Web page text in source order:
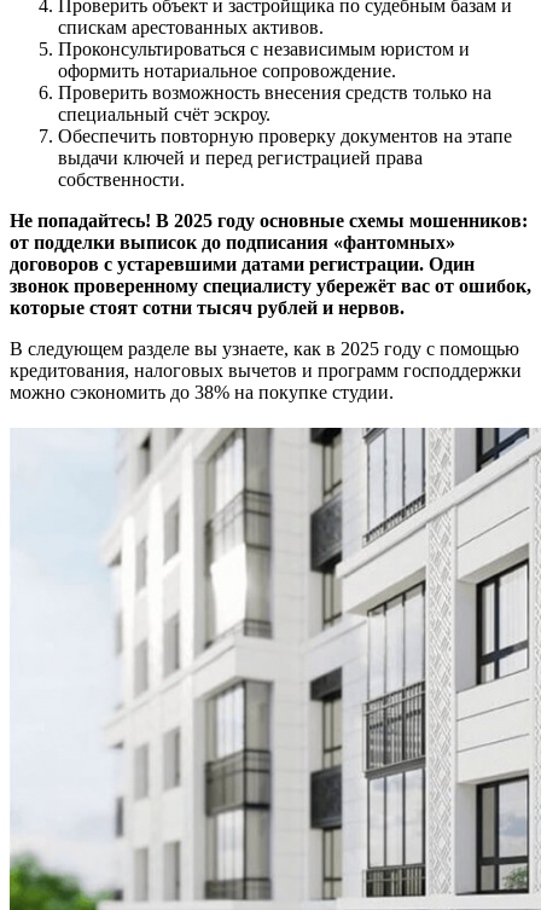
Проверить объект и застройщика по судебным базам и
спискам арестованных активов.
Проконсультироваться с независимым юристом и
оформить нотариальное сопровождение.
Проверить возможность внесения средств только на
специальный счёт эскроу.
Обеспечить повторную проверку документов на этапе
выдачи ключей и перед регистрацией права
собственности.
Не попадайтесь! В 2025 году основные схемы мошенников:
от подделки выписок до подписания «фантомных»
договоров с устаревшими датами регистрации. Один
звонок проверенному специалисту убережёт вас от ошибок,
которые стоят сотни тысяч рублей и нервов.
В следующем разделе вы узнаете, как в 2025 году с помощью
кредитования, налоговых вычетов и программ господдержки
можно сэкономить до 38% на покупке студии.